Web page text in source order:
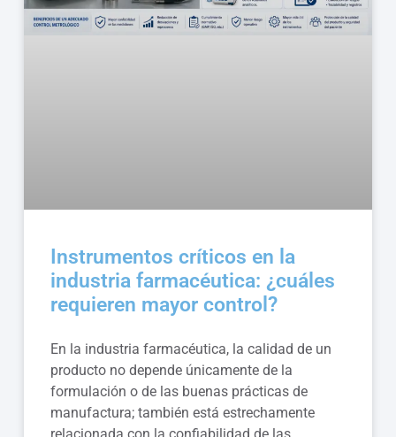
Instrumentos críticos en la
industria farmacéutica: ¿cuáles
requieren mayor control?
En la industria farmacéutica, la calidad de un
producto no depende únicamente de la
formulación o de las buenas prácticas de
manufactura; también está estrechamente